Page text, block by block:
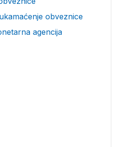
obveznice
agencija